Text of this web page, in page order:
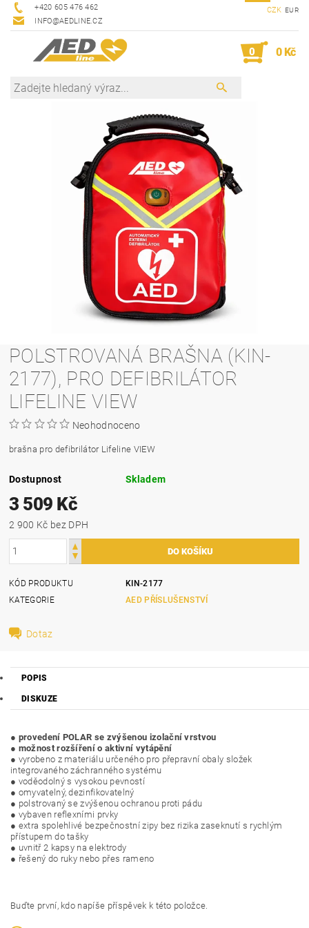
+420 605 476 462
INFO@AEDLINE.CZ
CZK EUR
0 0 Kč
POLSTROVANÁ BRAŠNA (KIN-
2177), PRO DEFIBRILÁTOR
LIFELINE VIEW
Neohodnoceno
brašna pro defibrilátor Lifeline VIEW
Dostupnost Skladem
3 509 Kč
2 900 Kč bez DPH
KÓD PRODUKTU
KIN-2177
KATEGORIE
AED PŘÍSLUŠENSTVÍ
Dotaz
POPIS
DISKUZE
● provedení POLAR se zvýšenou izolační vrstvou
● možnost rozšíření o aktivní vytápění
● vyrobeno z materiálu určeného pro přepravní obaly složek
integrovaného záchranného systému
● voděodolný s vysokou pevností
● omyvatelný, dezinfikovatelný
● polstrovaný se zvýšenou ochranou proti pádu
● vybaven reflexními prvky
● extra spolehlivé bezpečnostní zipy bez rizika zaseknutí s rychlým
přístupem do tašky
● uvnitř 2 kapsy na elektrody
● řešený do ruky nebo přes rameno
Buďte první, kdo napíše příspěvek k této položce.